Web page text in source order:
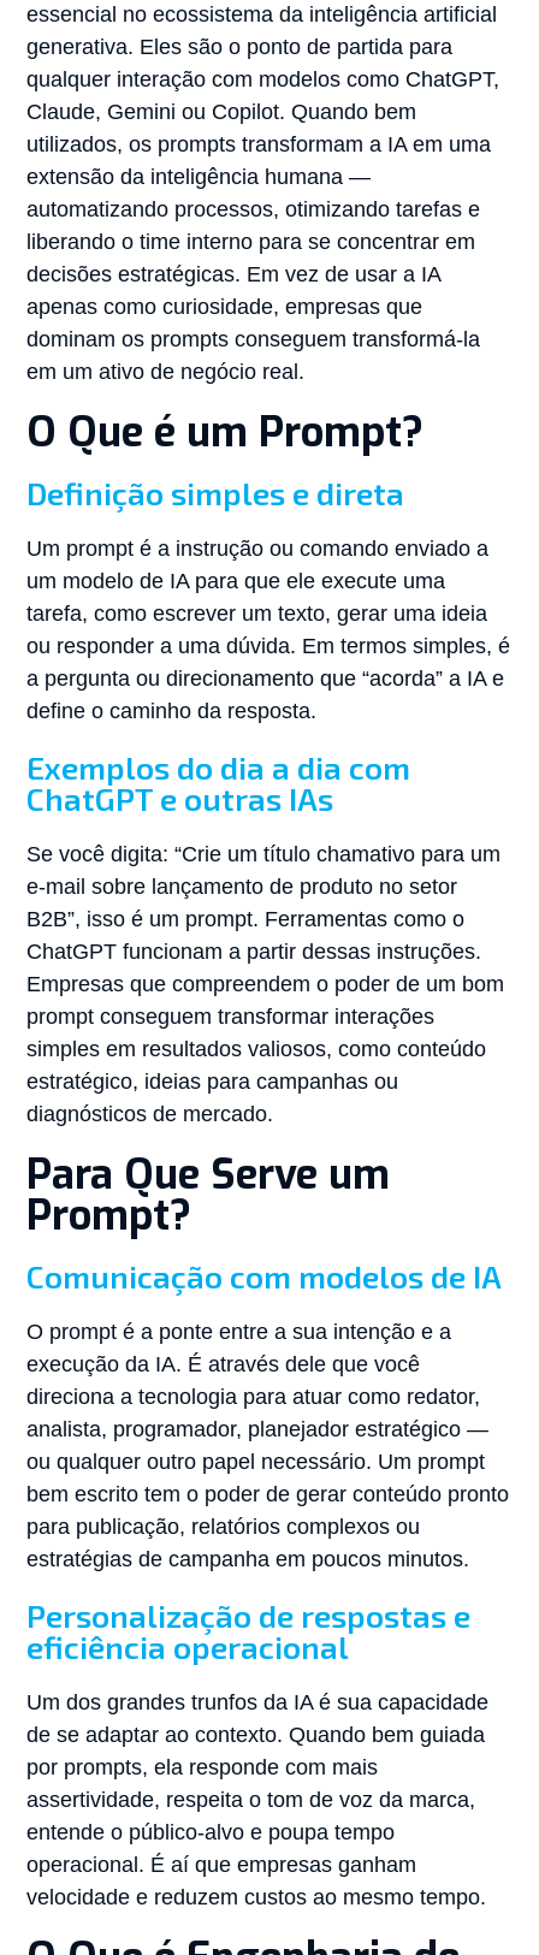
essencial no ecossistema da inteligência artificial
generativa. Eles são o ponto de partida para
qualquer interação com modelos como ChatGPT,
Claude, Gemini ou Copilot. Quando bem
utilizados, os prompts transformam a IA em uma
extensão da inteligência humana —
automatizando processos, otimizando tarefas e
liberando o time interno para se concentrar em
decisões estratégicas. Em vez de usar a IA
apenas como curiosidade, empresas que
dominam os prompts conseguem transformá-la
em um ativo de negócio real.
O Que é um Prompt?
Definição simples e direta
Um prompt é a instrução ou comando enviado a
um modelo de IA para que ele execute uma
tarefa, como escrever um texto, gerar uma ideia
ou responder a uma dúvida. Em termos simples, é
a pergunta ou direcionamento que “acorda” a IA e
define o caminho da resposta.
Exemplos do dia a dia com
ChatGPT e outras IAs
Se você digita: “Crie um título chamativo para um
e-mail sobre lançamento de produto no setor
B2B”, isso é um prompt. Ferramentas como o
ChatGPT funcionam a partir dessas instruções.
Empresas que compreendem o poder de um bom
prompt conseguem transformar interações
simples em resultados valiosos, como conteúdo
estratégico, ideias para campanhas ou
diagnósticos de mercado.
Para Que Serve um
Prompt?
Comunicação com modelos de IA
O prompt é a ponte entre a sua intenção e a
execução da IA. É através dele que você
direciona a tecnologia para atuar como redator,
analista, programador, planejador estratégico —
ou qualquer outro papel necessário. Um prompt
bem escrito tem o poder de gerar conteúdo pronto
para publicação, relatórios complexos ou
estratégias de campanha em poucos minutos.
Personalização de respostas e
eficiência operacional
Um dos grandes trunfos da IA é sua capacidade
de se adaptar ao contexto. Quando bem guiada
por prompts, ela responde com mais
assertividade, respeita o tom de voz da marca,
entende o público-alvo e poupa tempo
operacional. É aí que empresas ganham
velocidade e reduzem custos ao mesmo tempo.